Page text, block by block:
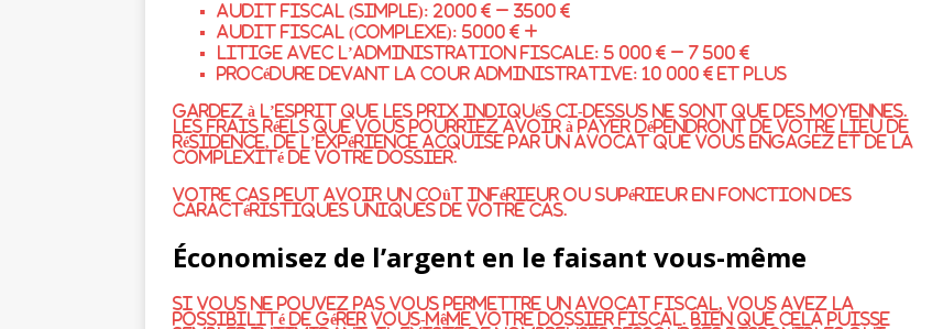
Audit fiscal (simple): 2000 € – 3500 €
Audit fiscal (complexe): 5000 € +
Litige avec l’administration fiscale: 5 000 € – 7 500 €
Procédure devant la cour administrative: 10 000 € et plus
Gardez à l’esprit que les prix indiqués ci-dessus ne sont que des moyennes.
Les frais réels que vous pourriez avoir à payer dépendront de votre lieu de
résidence, de l’expérience acquise par un avocat que vous engagez et de la
complexité de votre dossier.
Votre cas peut avoir un coût inférieur ou supérieur en fonction des
caractéristiques uniques de votre cas.
Économisez de l’argent en le faisant vous-même
Si vous ne pouvez pas vous permettre un avocat fiscal, vous avez la
possibilité de gérer vous-même votre dossier fiscal. Bien que cela puisse